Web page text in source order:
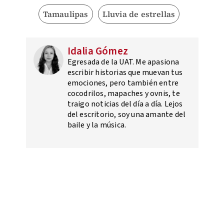
Tamaulipas Lluvia de estrellas
Idalia Gómez
Egresada de la UAT. Me apasiona
escribir historias que muevan tus
emociones, pero también entre
cocodrilos, mapaches y ovnis, te
traigo noticias del día a día. Lejos
del escritorio, soy una amante del
baile y la música.